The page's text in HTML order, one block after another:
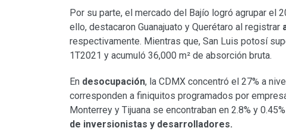
Por su parte, el mercado del Bajío logró agrupar el
ello, destacaron Guanajuato y Querétaro al registrar
respectivamente. Mientras que, San Luis potosí
1T2021 y acumuló 36,000 m² de absorción bruta.
En desocupación, la CDMX concentró el 27% a
corresponden a finiquitos programados por
Monterrey y Tijuana se encontraban en 2.8% y
de inversionistas y desarrolladores.